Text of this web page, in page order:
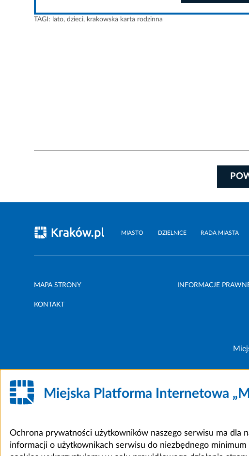
TAGI: lato, dzieci, krakowska karta rodzinna
MIASTO DZIELNICE RADA MIASTA
MAPA STRONY INFORMACJE
KONTAKT
Miejska Platforma Internetowa
Ochrona prywatności użytkowników naszego serwisu ma dla
informacji o użytkownikach serwisu do niezbędnego